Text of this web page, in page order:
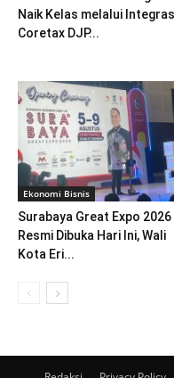
Naik Kelas melalui
Coretax DJP...
Ekonomi Bisnis
Surabaya Great Expo 2026
Resmi Dibuka Hari Ini, Wali
Kota Eri...